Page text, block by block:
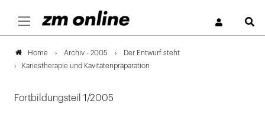
Home Archiv - 2005
Der Entwurf steht
Kariestherapie und Kavitätenpräparation
Fortbildungsteil 1/2005